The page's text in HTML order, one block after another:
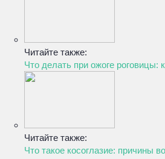
Читайте также:
Что делать при ожоге роговицы:
Читайте также:
Что такое косоглазие: причины